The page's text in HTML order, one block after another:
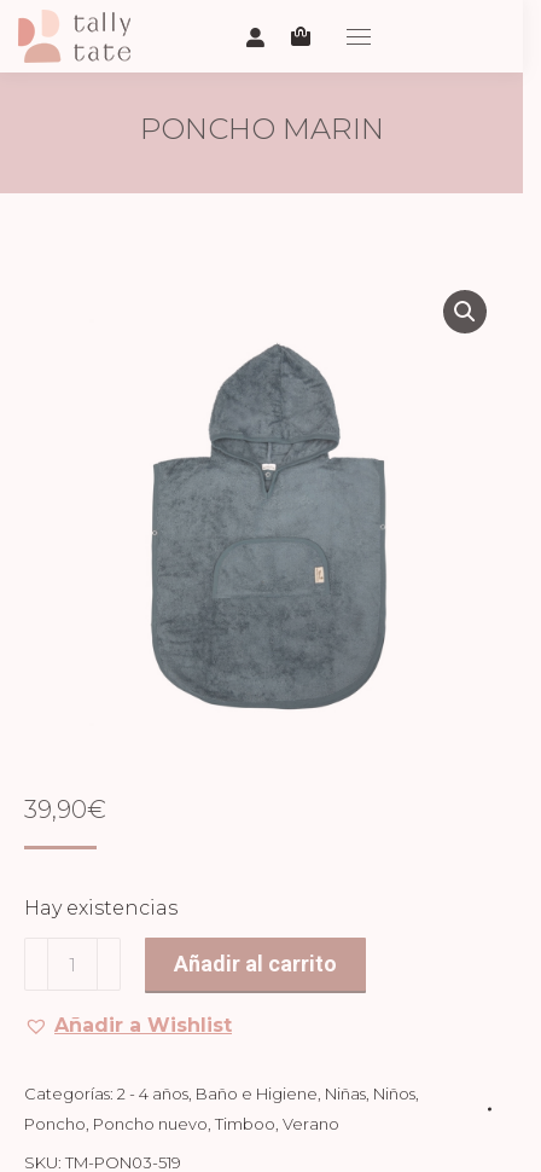
PONCHO MARIN
39,90€
Hay existencias
Poncho
cantidad
Añadir al carrito
Añadir a Wishlist
Categorías: 2 - 4 años Baño e Higiene Niñas Niños
Poncho Poncho nuevo Timboo Verano
SKU: TM-PON03-519